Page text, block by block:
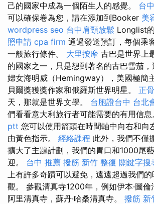
己的國家中成為一個陌生人的感覺。 台
可以確保卷為您，請在添加到Booker 美
wordpress seo 台中肩頸放鬆 Longlist
照申請 cpa firm 通過發送預訂，每個乘
一般旅行條件。 大里按摩 古巴是世界上
的國家之一，只是想到著名的古巴雪茄，
婦女海明威（Hemingway），美國極簡
貝爾獎獲獎作家和俄羅斯世界明星。 正骨
天，那就是世界文學。 台胞證台中 台北
們看看意大利旅行者可能需要的有用信息
ptt 您可以使用箭頭在時間軸中向右和向
由黃色指示。 經絡課程 此外，我們不僅
擴大了主題計劃，我們的胃口和1000尾
迎。 台中 推薦 撥筋 新竹 整復 關鍵字搜
上有許多奇蹟可以避免，遠遠超過我們
觀。 參觀清真寺1200年，例如伊本·圖倫
阿里清真寺，蘇丹·哈桑清真寺。 撥筋 新